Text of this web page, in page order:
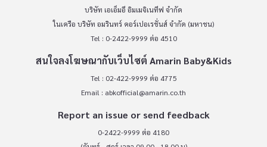
บริษัท เอเอ็มอี อิมเมจิเนทีฟ จำกัด
ในเครือ บริษัท อมรินทร์ คอร์เปอเรชั่นส์ จำกัด (มหาชน)
Tel : 0-2422-9999 ต่อ 4510
สนใจลงโฆษณากับเว็บไซต์ Amarin Baby&Kids
Tel : 02-422-9999 ต่อ 4775
Email : abkofficial@amarin.co.th
Report an issue or send feedback
0-2422-9999 ต่อ 4180